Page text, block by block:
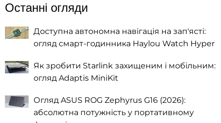
Останні огляди
Доступна автономна навігація на зап'ясті:
огляд смарт-годинника Haylou Watch Hyper
Як зробити Starlink захищеним і мобільним:
огляд Adaptis MiniKit
Огляд ASUS ROG Zephyrus G16 (2026):
абсолютна потужність у портативному